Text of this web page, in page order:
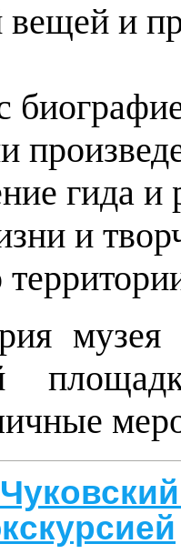
вещей и
гида и
и
музея